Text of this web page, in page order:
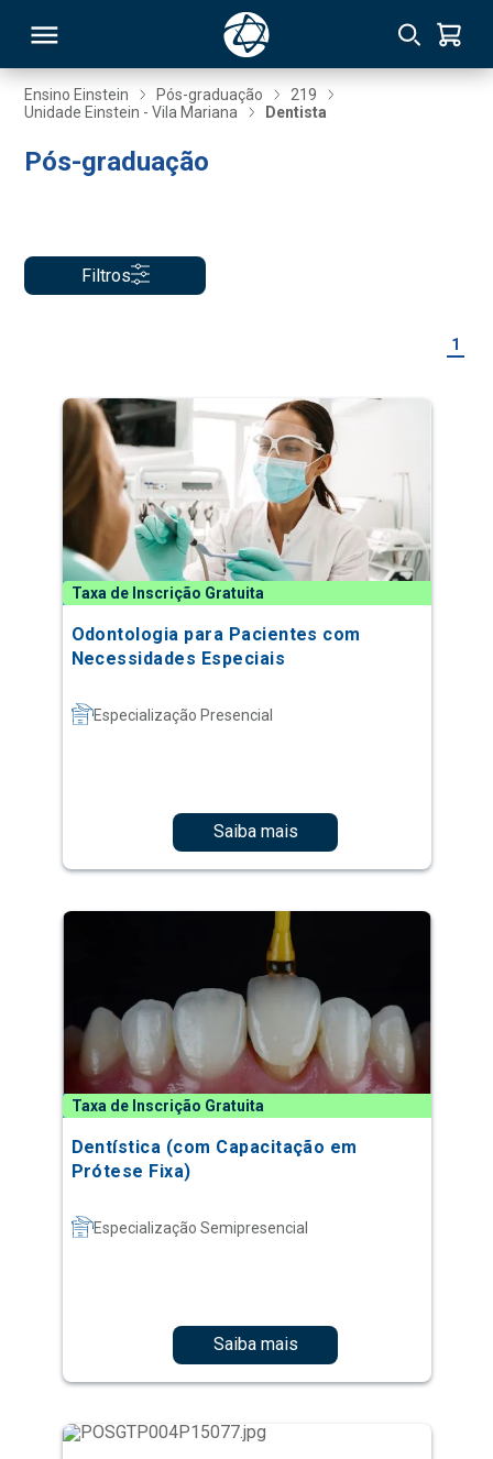
Ensino Einstein Pós-graduação
219
Unidade Einstein - Vila Mariana
Dentista
Pós-graduação
Filtros
1
Taxa de Inscrição Gratuita
Odontologia para Pacientes com
Necessidades Especiais
Especialização Presencial
Saiba mais
Taxa de Inscrição Gratuita
Dentística (com Capacitação em
Prótese Fixa)
Especialização Semipresencial
Saiba mais